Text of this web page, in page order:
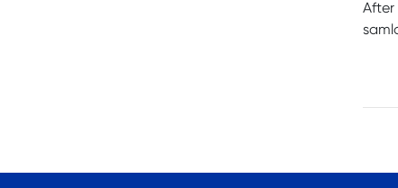
After